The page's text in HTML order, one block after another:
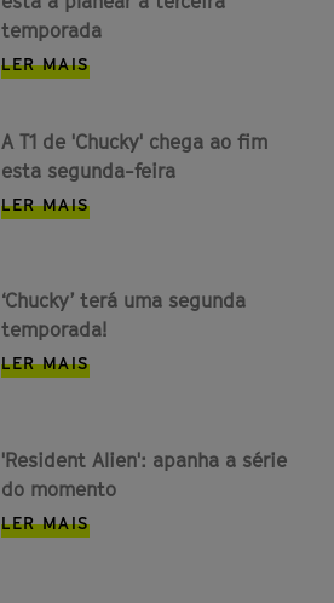
temporada
LER MAIS
A T1 de 'Chucky' chega ao fim
esta segunda-feira
LER MAIS
‘Chucky’ terá uma segunda
temporada!
LER MAIS
'Resident Alien': apanha a série
do momento
LER MAIS